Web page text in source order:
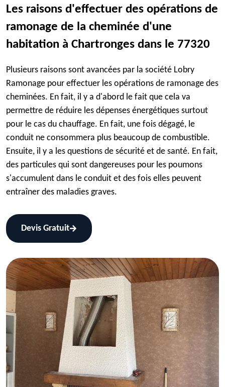
Les raisons d'effectuer des opérations de
ramonage de la cheminée d'une
habitation à Chartronges dans le 77320
Plusieurs raisons sont avancées par la société Lobry
Ramonage pour effectuer les opérations de ramonage des
cheminées. En fait, il y a d'abord le fait que cela va
permettre de réduire les dépenses énergétiques surtout
pour le cas du chauffage. En fait, une fois dégagé, le
conduit ne consommera plus beaucoup de combustible.
Ensuite, il y a les questions de sécurité et de santé. En fait,
des particules qui sont dangereuses pour les poumons
s'accumulent dans le conduit et des fois elles peuvent
entraîner des maladies graves.
Devis Gratuit